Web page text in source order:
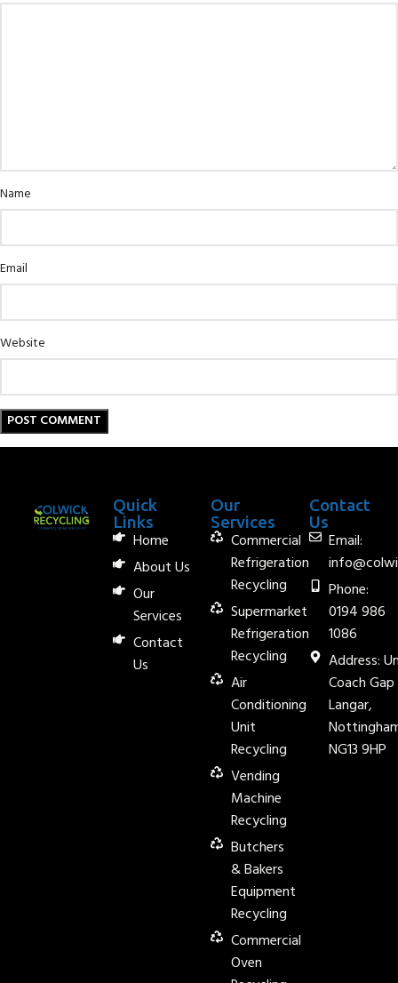
Name
Email
Website
Quick
Links
Home
About Us
Our
Services
Contact
Us
Our
Services
Commercial
Refrigeration
Recycling
Supermarket
Refrigeration
Recycling
Air
Conditioning
Unit
Recycling
Vending
Machine
Recycling
Butchers
& Bakers
Equipment
Recycling
Commercial
Oven
Contact
Us
Email:
Phone:
0194 986
1086
Address:
Coach
Langar,
NG13 9HP